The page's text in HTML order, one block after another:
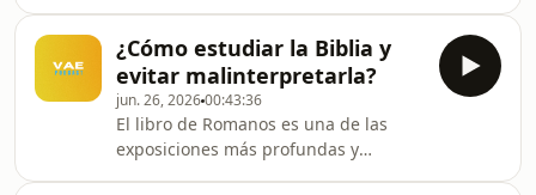
clic en el enlace para obtener el
cuestionario: https://drive
noticia jamás escuchada: Jesús recibió
el juicio que la humanidad merecía
para que pudiera recibir la gracia que
nunca podría ganar.Suscríbete para
recibir las notas de los episodios de
VAE Podcast con el siguiente
¿Cómo estudiar la Biblia y
evitar malinterpretarla?
jun. 26, 202600:43:36
El libro de Romanos es una de las
exposiciones más profundas y